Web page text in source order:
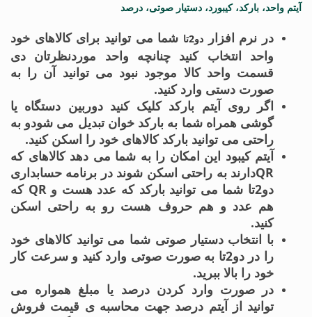
آیتم واحد، بارکد، کیبورد، دستیار صوتی، درصد
در نرم افزار دو2تا
شما می توانید برای کالاهای خود
واحد انتخاب کنید چنانچه واحد موردنظرتان دی
قسمت واحد کالا موجود نبود می توانید آن را به
صورت دستی وارد کنید.
اگر روی آیتم بارکد کلیک کنید دوربین دستگاه یا
گوشی همراه شما به بارکد خوان تبدیل می شودو به
راحتی می توانید بارکد کالاهای خود را اسکن کنید.
آیتم کیبود این امکان را به شما می دهد کالاهای که
QRدارند به راحتی اسکن شوند در برنامه حسابداری
دو2تا
شما می توانید بارکد که عدد هست و QR که
هم عدد و هم حروف هست رو به راحتی اسکن
کنید.
با انتخاب دستیار صوتی شما می توانید کالاهای خود
را در دو2تا به صورت صوتی وارد کنید و سرعت کار
خود را بالا ببرید.
در صورت وارد کردن درصد یا مبلغ همواره می
توانید از آیتم درصد جهت محاسبه ی قیمت فروش